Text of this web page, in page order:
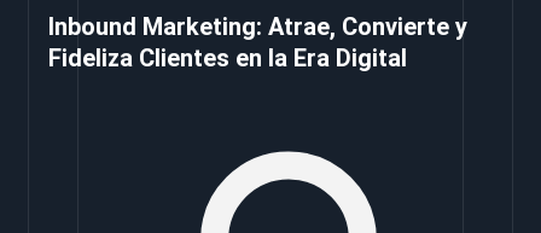
Inbound Marketing: Atrae, Convierte y
Fideliza Clientes en la Era Digital